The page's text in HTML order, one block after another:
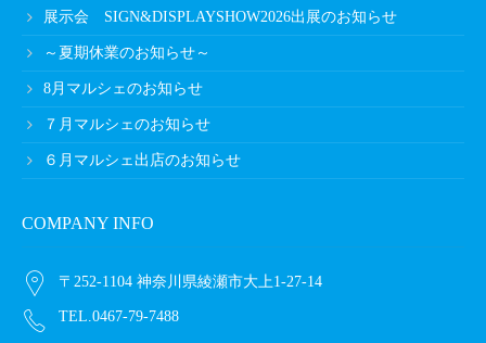
展示会 SIGN&DISPLAYSHOW2026出展のお知らせ
～夏期休業のお知らせ～
8月マルシェのお知らせ
７月マルシェのお知らせ
６月マルシェ出店のお知らせ
COMPANY INFO
〒252-1104 神奈川県綾瀬市大上1-27-14
TEL.0467-79-7488